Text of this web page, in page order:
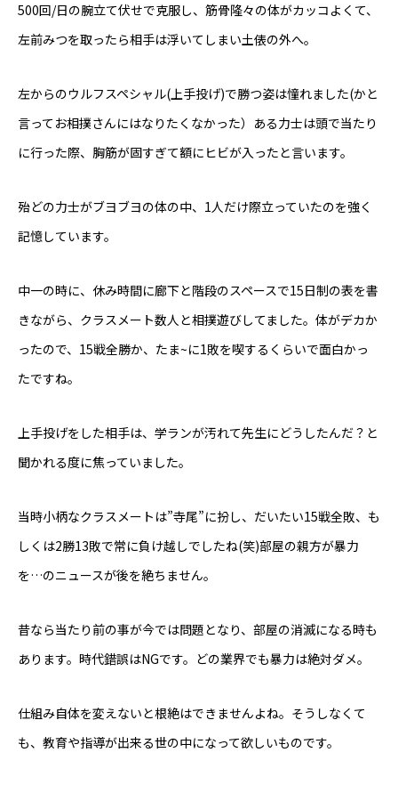
東べ精巧について
技術紹介
製品紹介
会社概要
お知らせ
本日のつぶやき
500回/日の腕立て伏せで克服し、筋骨隆々の体がカッコよくて、
左前みつを取ったら相手は浮いてしまい土俵の外へ。
左からのウルフスペシャル(上手投げ)で勝つ姿は憧れました(かと
言ってお相撲さんにはなりたくなかった）ある力士は頭で当たり
に行った際、胸筋が固すぎて額にヒビが入ったと言います。
殆どの力士がブヨブヨの体の中、1人だけ際立っていたのを強く
記憶しています。
中一の時に、休み時間に廊下と階段のスペースで15日制の表を書
きながら、クラスメート数人と相撲遊びしてました。体がデカか
ったので、15戦全勝か、たま~に1敗を喫するくらいで面白かっ
たですね。
上手投げをした相手は、学ランが汚れて先生にどうしたんだ？と
聞かれる度に焦っていました。
当時小柄なクラスメートは”寺尾”に扮し、だいたい15戦全敗、も
しくは2勝13敗で常に負け越しでしたね(笑)部屋の親方が暴力
を…のニュースが後を絶ちません。
昔なら当たり前の事が今では問題となり、部屋の消滅になる時も
あります。時代錯誤はNGです。どの業界でも暴力は絶対ダメ。
仕組み自体を変えないと根絶はできませんよね。そうしなくて
も、教育や指導が出来る世の中になって欲しいものです。